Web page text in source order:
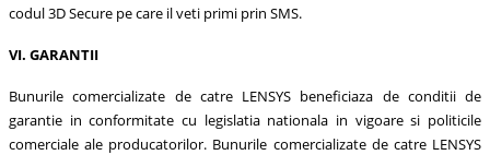
codul 3D Secure pe care il veti primi prin SMS.
VI. GARANTII
Bunurile comercializate de catre LENSYS beneficiaza de conditii de
garantie in conformitate cu legislatia nationala in vigoare si politicile
comerciale ale producatorilor. Bunurile comercializate de catre LENSYS